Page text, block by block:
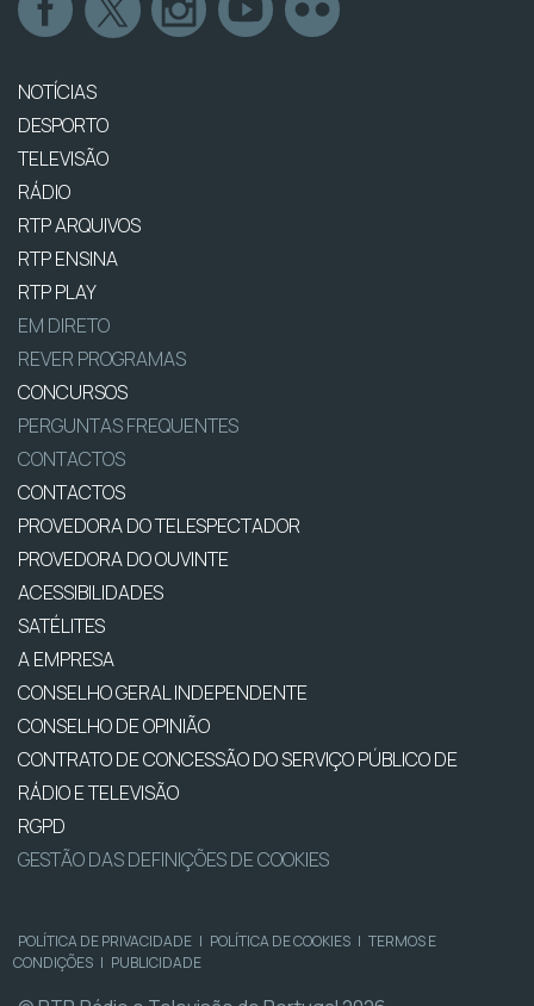
NOTÍCIAS
DESPORTO
TELEVISÃO
RÁDIO
RTP ARQUIVOS
RTP ENSINA
RTP PLAY
EM DIRETO
REVER PROGRAMAS
CONCURSOS
PERGUNTAS FREQUENTES
CONTACTOS
CONTACTOS
PROVEDORA DO TELESPECTADOR
PROVEDORA DO OUVINTE
ACESSIBILIDADES
SATÉLITES
A EMPRESA
CONSELHO GERAL INDEPENDENTE
CONSELHO DE OPINIÃO
CONTRATO DE CONCESSÃO DO SERVIÇO PÚBLICO DE
RÁDIO E TELEVISÃO
RGPD
GESTÃO DAS DEFINIÇÕES DE COOKIES
POLÍTICA DE PRIVACIDADE | POLÍTICA DE COOKIES | TERMOS E
CONDIÇÕES | PUBLICIDADE